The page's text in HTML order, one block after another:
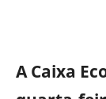
A Caixa